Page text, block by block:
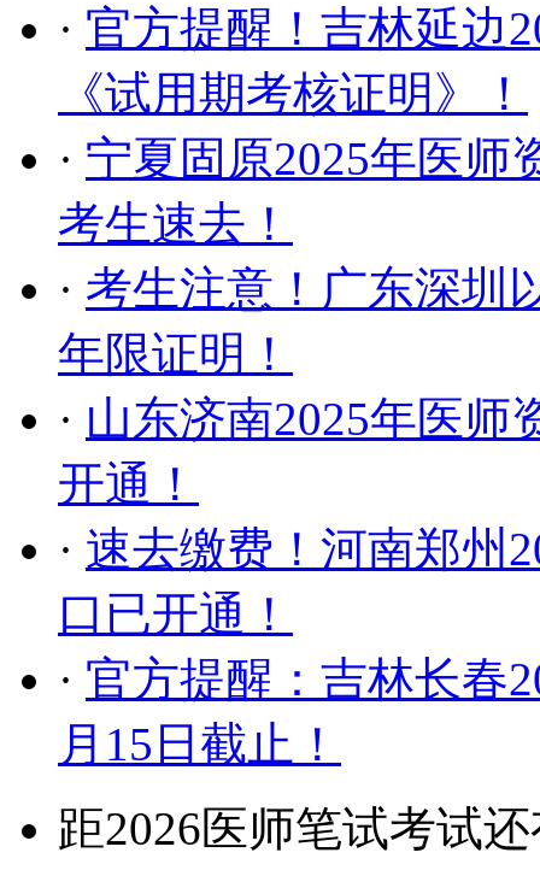
· 官方提醒！吉林延边
《试用期考核证明》！
· 宁夏固原2025年医师
考生速去！
· 考生注意！广东深圳
年限证明！
· 山东济南2025年医师
开通！
· 速去缴费！河南郑州
口已开通！
· 官方提醒：吉林长春
月15日截止！
距2026医师笔试考试